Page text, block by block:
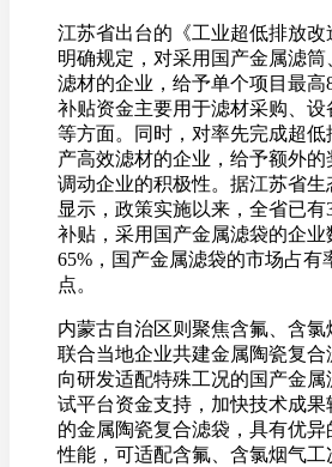
江苏省出台的《工业超低排放改
明确规定，对采用国产金属滤
滤材的企业，给予单个项目最高
补贴资金主要用于滤材采购、设
等方面。同时，对率先完成超低
产高效滤材的企业，给予额外
调动企业的积极性。据江苏省
显示，政策实施以来，全省已有
补贴，采用国产金属滤袋的企业
65%，国产金属滤袋的市场占有
点。
内蒙古自治区则聚焦含氟、含氯
联合当地企业共建金属陶瓷复合
向研发适配特殊工况的国产金属
试平台资金支持，加快技术成
的金属陶瓷复合滤袋，具有优
性能，可适配含氟、含氯烟气工